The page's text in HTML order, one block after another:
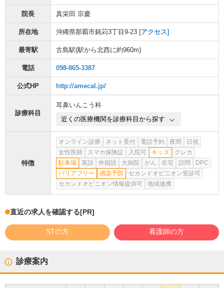
院長 真栄田 宗慶
所在地 沖縄県那覇市銘苅3丁目9-23 [アクセス]
最寄駅 古島駅(駅から北西に約960m)
電話 098-865-3387
公式HP http://amecal.jp/
診療科目
耳鼻いんこう科
近くの医療機関を診療科目から探す
特徴
オンライン診療 ネット受付 電話予約 夜間
日祝
女性医師
スマホ保険証 入院可 キッズ
クレカ
駐車場
英語 外国語 大病院 がん 在宅 訪問
DPC
バリアフリー
感染予防
セカンドオピニオン受診可
セカンドオピニオン情報提供可
地域連携
直近の求人を確認する[PR]
STの方 看護師の方
診療案内